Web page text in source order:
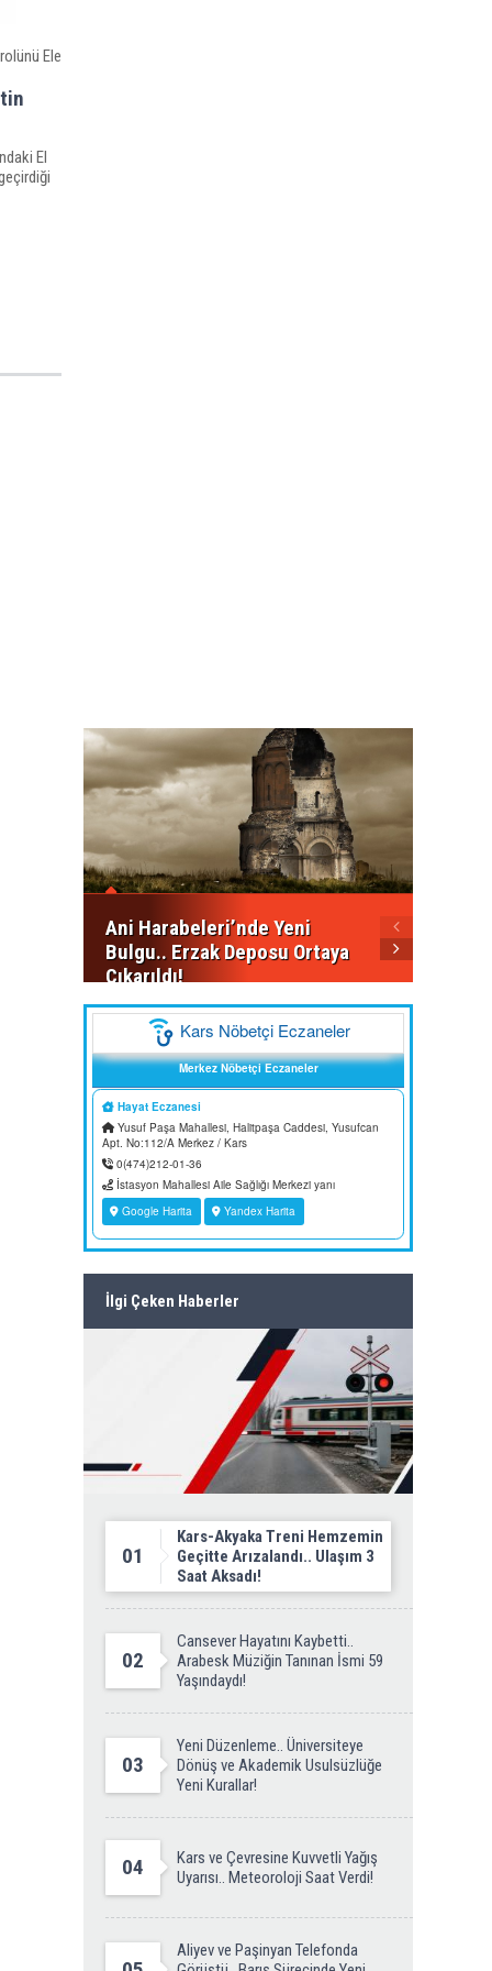
El
Ani Harabeleri’nde Yeni
Bulgu.. Erzak Deposu Ortaya
Çıkarıldı!
İlgi Çeken Haberler
01
Kars-Akyaka Treni Hemzemin
Geçitte Arızalandı.. Ulaşım 3
Saat Aksadı!
02
Cansever Hayatını Kaybetti..
Arabesk Müziğin Tanınan İsmi 59
Yaşındaydı!
03
Yeni Düzenleme.. Üniversiteye
Dönüş ve Akademik Usulsüzlüğe
Yeni Kurallar!
04
Kars ve Çevresine Kuvvetli Yağış
Uyarısı.. Meteoroloji Saat Verdi!
Aliyev ve Paşinyan Telefonda